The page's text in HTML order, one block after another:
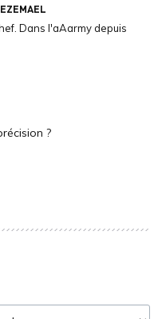
Dans l'aAarmy depuis
?